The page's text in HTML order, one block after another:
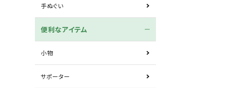
手ぬぐい
便利なアイテム
小物
サポーター